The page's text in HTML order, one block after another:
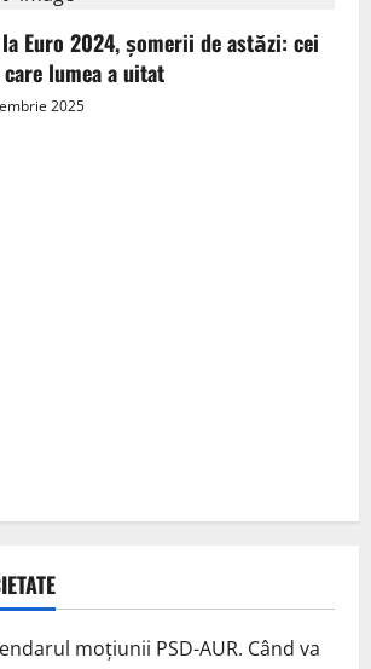
Euro 2024, șomerii de astăzi: cei
lumea a uitat
2025
moțiunii PSD-AUR. Când va